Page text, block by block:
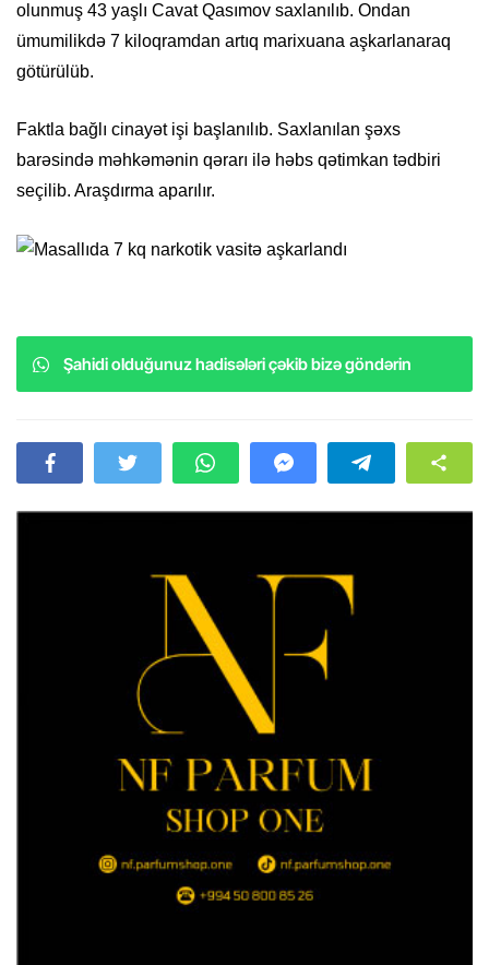
olunmuş 43 yaşlı Cavat Qasımov saxlanılıb. Ondan
ümumilikdə 7 kiloqramdan artıq marixuana aşkarlanaraq
götürülüb.
Faktla bağlı cinayət işi başlanılıb. Saxlanılan şəxs
barəsində məhkəmənin qərarı ilə həbs qətimkan tədbiri
seçilib. Araşdırma aparılır.
Şahidi olduğunuz hadisələri çəkib bizə göndərin